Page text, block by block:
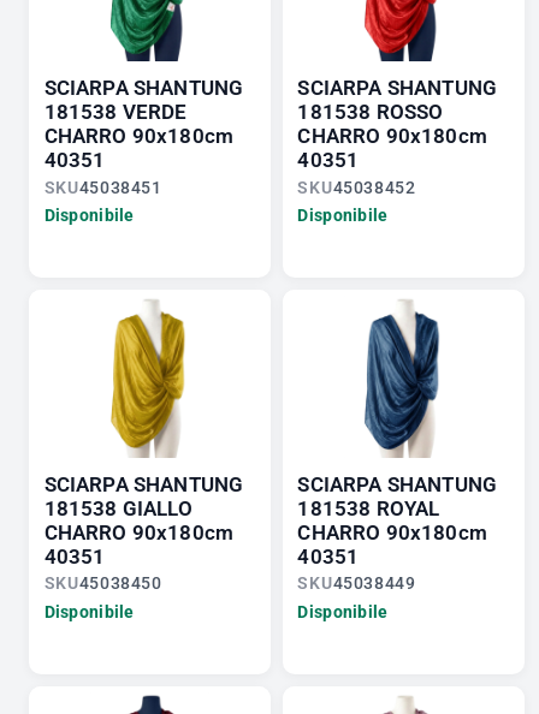
SCIARPA SHANTUNG
181538 VERDE
CHARRO 90x180cm
40351
SKU45038451
Disponibile
SCIARPA SHANTUNG
181538 ROSSO
CHARRO 90x180cm
40351
SKU45038452
Disponibile
SCIARPA SHANTUNG
181538 GIALLO
CHARRO 90x180cm
40351
SKU45038450
Disponibile
SCIARPA SHANTUNG
181538 ROYAL
CHARRO 90x180cm
40351
SKU45038449
Disponibile